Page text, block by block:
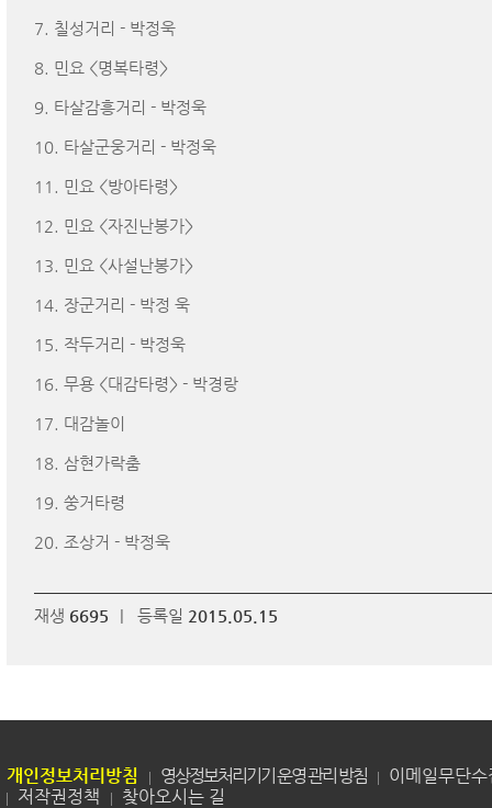
7. 칠성거리 - 박정욱
8. 민요 <명복타령>
9. 타살감흥거리 - 박정욱
10. 타살군웅거리 - 박정욱
11. 민요 <방아타령>
12. 민요 <자진난봉가>
13. 민요 <사설난봉가>
14. 장군거리 - 박정 욱
15. 작두거리 - 박정욱
16. 무용 <대감타령> - 박경랑
17. 대감놀이
18. 삼현가락춤
19. 쑹거타령
20. 조상거 - 박정욱
재생 6695 | 등록일 2015.05.15
개인정보처리방침 영상정보처리기기 운영 관리 방침
이메일무단
저작권정책
찾아오시는 길